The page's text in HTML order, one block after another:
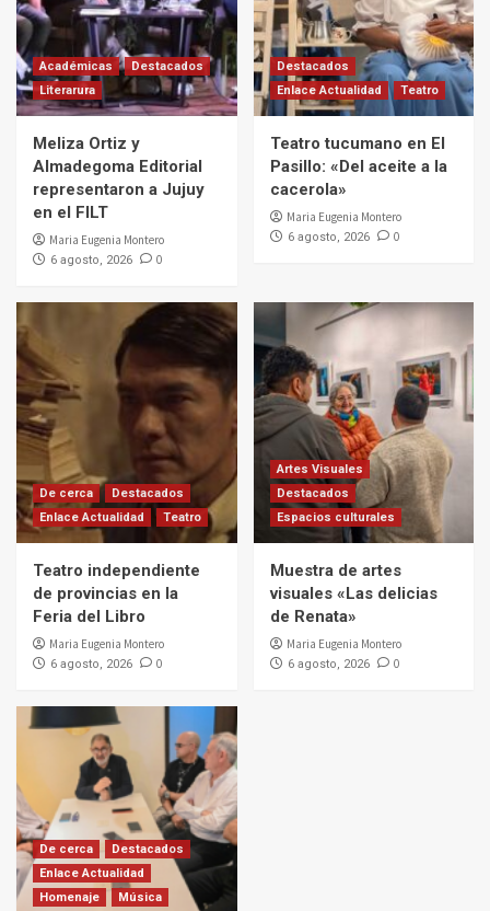
Académicas
Destacados
Literarura
Meliza Ortiz y
Almadegoma Editorial
representaron a Jujuy
en el FILT
Maria Eugenia Montero
6 agosto, 2026 0
Destacados
Enlace Actualidad
Teatro
Teatro tucumano en El
Pasillo: «Del aceite a la
cacerola»
Maria Eugenia Montero
6 agosto, 2026 0
De cerca
Destacados
Enlace Actualidad
Teatro
Teatro independiente
de provincias en la
Feria del Libro
Maria Eugenia Montero
6 agosto, 2026 0
Artes Visuales
Destacados
Espacios culturales
Muestra de artes
visuales «Las delicias
de Renata»
Maria Eugenia Montero
6 agosto, 2026 0
De cerca
Destacados
Enlace Actualidad
Homenaje
Música